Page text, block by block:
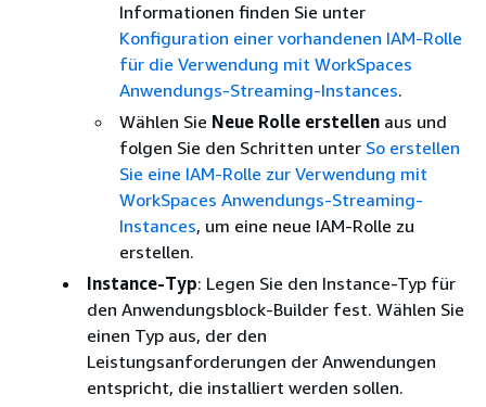
Informationen finden Sie unter
Konfiguration einer vorhandenen IAM-Rolle
für die Verwendung mit WorkSpaces
Anwendungs-Streaming-Instances.
Wählen Sie Neue Rolle erstellen aus und
folgen Sie den Schritten unter So erstellen
Sie eine IAM-Rolle zur Verwendung mit
WorkSpaces Anwendungs-Streaming-
Instances, um eine neue IAM-Rolle zu
erstellen.
Instance-Typ: Legen Sie den Instance-Typ für
den Anwendungsblock-Builder fest. Wählen Sie
einen Typ aus, der den
Leistungsanforderungen der Anwendungen
entspricht, die installiert werden sollen.